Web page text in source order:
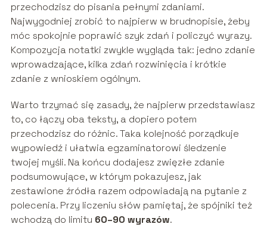
przechodzisz do pisania pełnymi zdaniami.
Najwygodniej zrobić to najpierw w brudnopisie, żeby
móc spokojnie poprawić szyk zdań i policzyć wyrazy.
Kompozycja notatki zwykle wygląda tak: jedno zdanie
wprowadzające, kilka zdań rozwinięcia i krótkie
zdanie z wnioskiem ogólnym.
Warto trzymać się zasady, że najpierw przedstawiasz
to, co łączy oba teksty, a dopiero potem
przechodzisz do różnic. Taka kolejność porządkuje
wypowiedź i ułatwia egzaminatorowi śledzenie
twojej myśli. Na końcu dodajesz zwięzłe zdanie
podsumowujące, w którym pokazujesz, jak
zestawione źródła razem odpowiadają na pytanie z
polecenia. Przy liczeniu słów pamiętaj, że spójniki też
wchodzą do limitu 60–90 wyrazów.